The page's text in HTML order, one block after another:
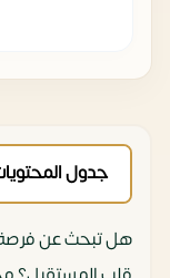
جدول
هل تبحث عن